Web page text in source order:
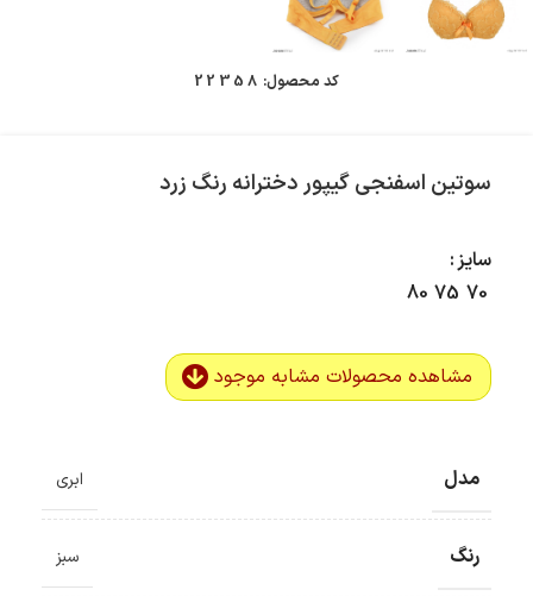
کد محصول: 22358
سوتین اسفنجی گیپور دخترانه رنگ زرد
سایز
70
75
80
مشاهده محصولات مشابه موجود
مدل ابری
رنگ سبز